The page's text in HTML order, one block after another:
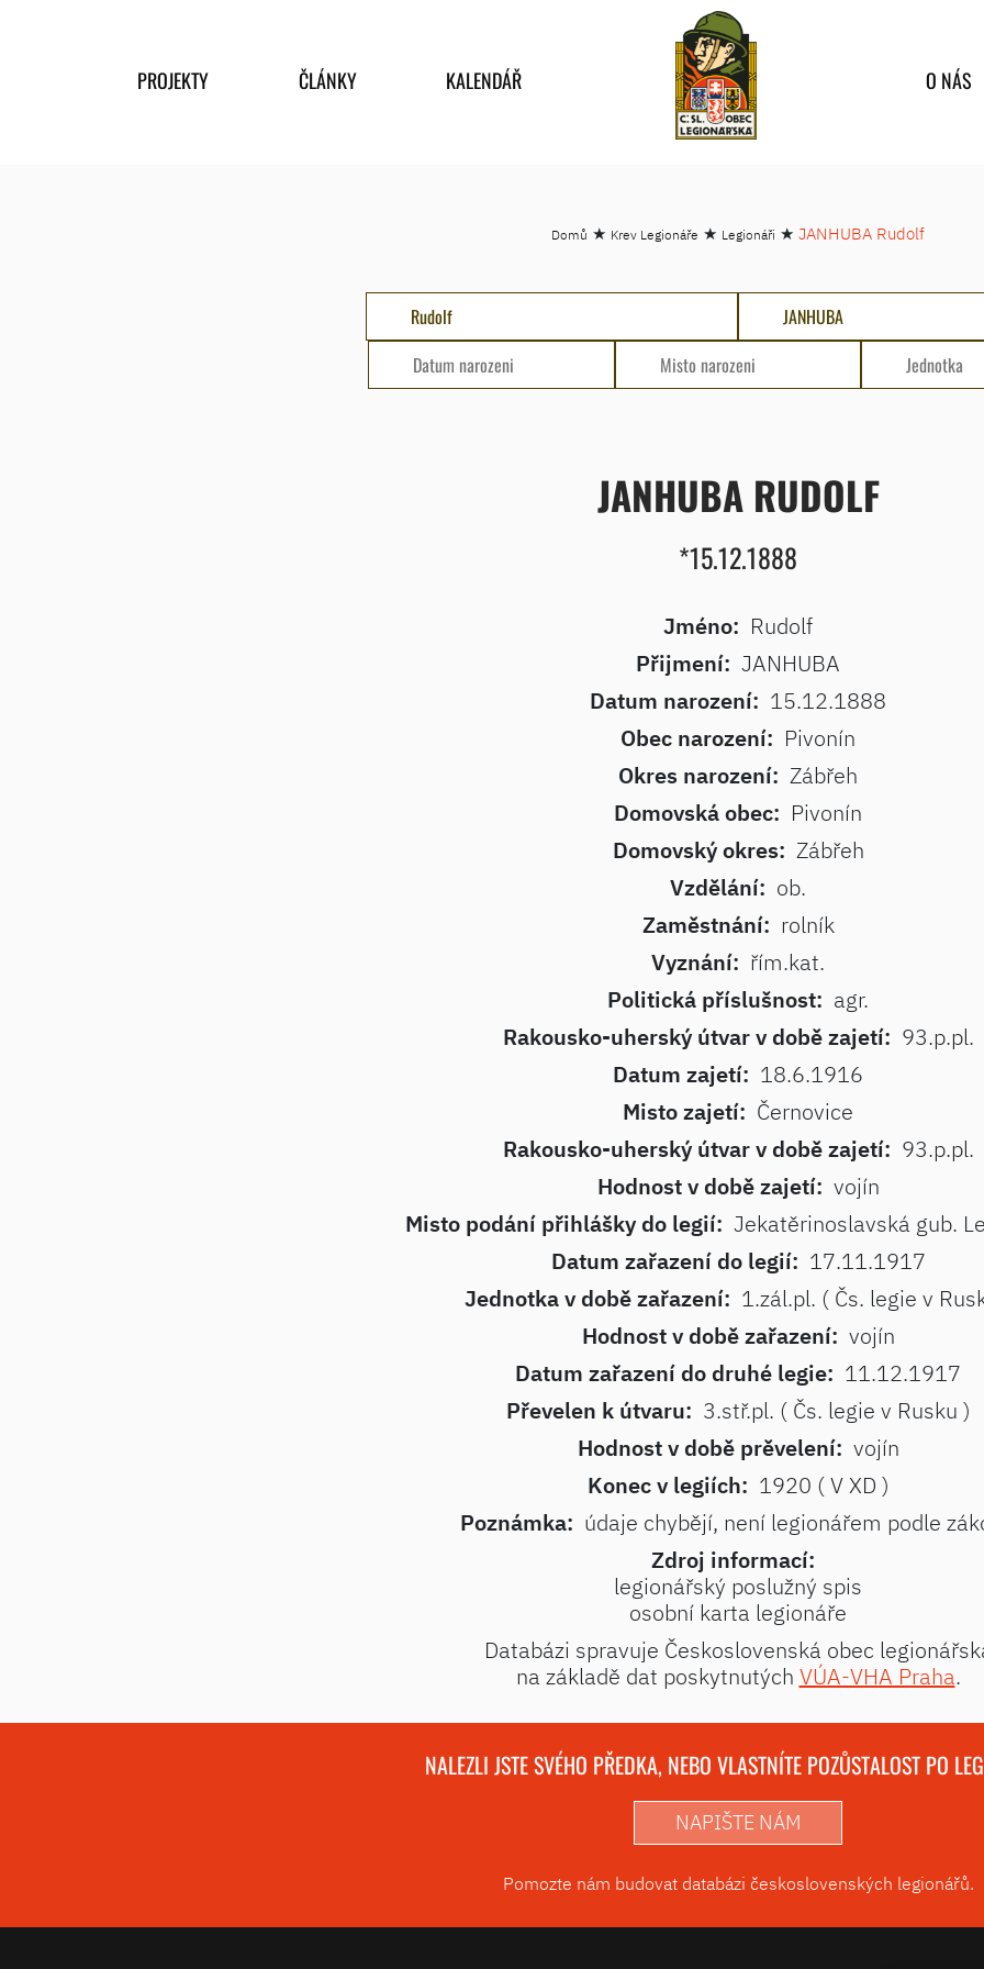
PROJEKTY ČLÁNKY KALENDÁŘ O NÁS
Domů ★ Krev Legionáře ★ Legionáři ★ JANHUBA Rudolf
JANHUBA RUDOLF
*15.12.1888
Jméno: Rudolf
Přijmení: JANHUBA
Datum narození: 15.12.1888
Obec narození: Pivonín
Okres narození: Zábřeh
Domovská obec: Pivonín
Domovský okres: Zábřeh
Vzdělání: ob.
Zaměstnání: rolník
Vyznání: řím.kat.
Politická příslušnost: agr.
Rakousko-uherský útvar v době zajetí: 93.p.pl.
Datum zajetí: 18.6.1916
Misto zajetí: Černovice
Rakousko-uherský útvar v době zajetí: 93.p.pl.
Hodnost v době zajetí: vojín
Misto podání přihlášky do legií: Jekatěrinoslavská gub.
Datum zařazení do legií: 17.11.1917
Jednotka v době zařazení: 1.zál.pl. ( Čs. legie v
Hodnost v době zařazení: vojín
Datum zařazení do druhé legie: 11.12.1917
Převelen k útvaru: 3.stř.pl. ( Čs. legie v Rusku )
Hodnost v době prěvelení: vojín
Konec v legiích: 1920 ( V XD )
Poznámka: údaje chybějí, není legionářem podle
Zdroj informací:
legionářský poslužný spis
osobní karta legionáře
Databázi spravuje Československá obec
na základě dat poskytnutých VÚA-VHA Praha.
NALEZLI JSTE SVÉHO PŘEDKA, NEBO VLASTNÍTE POZŮSTALOST PO
NAPIŠTE NÁM
Pomozte nám budovat databázi československých legionářů.